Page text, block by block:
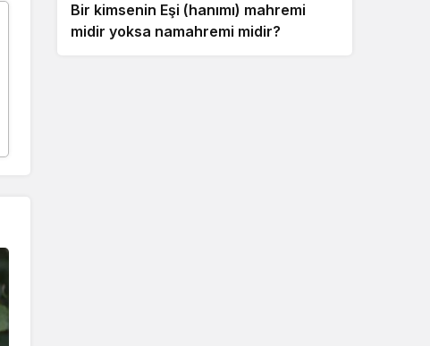
Bir kimsenin Eşi (hanımı) mahremi
midir yoksa namahremi midir?